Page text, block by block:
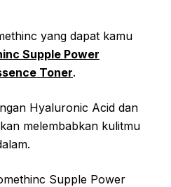
yang dapat kamu
Supple Power
Toner.
Hyaluronic Acid dan
melembabkan kulitmu
Supple Power